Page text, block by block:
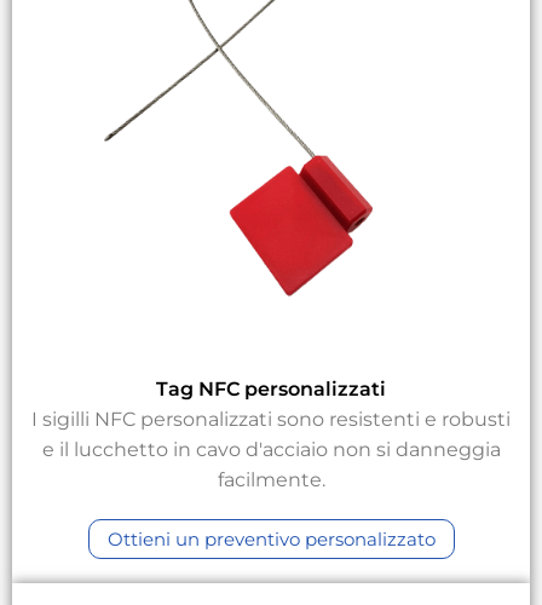
Tag NFC personalizzati
I sigilli NFC personalizzati sono resistenti e robusti
e il lucchetto in cavo d'acciaio non si danneggia
facilmente.
Ottieni un preventivo personalizzato